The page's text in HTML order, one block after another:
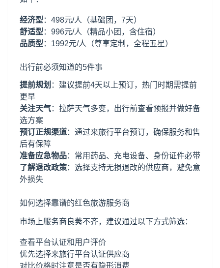
经济型 ：498元/人（基础团，7天）
舒适型 ：996元/人（精品小团，含住宿）
品质型 ：1992元/人（尊享定制，全程五星）
出行前必须知道的5件事
提前规划 ：建议提前4天以上预订，热门时期需提前
更早
关注天气：拉萨天气多变，出行前查看预报并做好备
选方案
预订正规渠道：通过来旅行平台预订，确保服务和售
后有保障
准备应急物品：常用药品、充电设备、身份证件必带
了解退改政策：选择支持无损退改的供应商，避免意
外损失
如何选择靠谱的红色旅游服务商
市场上服务商良莠不齐，建议通过以下方式筛选：
查看平台认证和用户评价
优先选择来旅行平台认证供应商
对比价格时注意是否有隐形消费